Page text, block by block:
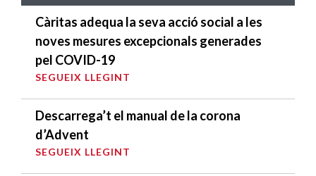
Càritas adequa la seva acció social a les
noves mesures excepcionals generades
pel COVID-19
SEGUEIX LLEGINT
Descarrega’t el manual de la corona
d’Advent
SEGUEIX LLEGINT